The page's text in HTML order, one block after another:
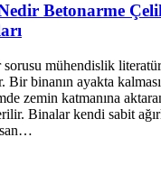
Nedir Betonarme
sorusu mühendislik
Bir binanın ayakta
zemin katmanına
Binalar kendi sabit